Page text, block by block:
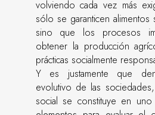
volviendo cada vez más
sólo se garanticen alimentos
sino que los procesos
obtener la producción
prácticas socialmente
Y es justamente que
evolutivo de las
social se constituye en